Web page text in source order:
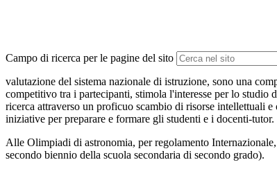
Campo di ricerca per le pagine del sito
valutazione del sistema nazionale di istruzione, sono una
competitivo tra i partecipanti, stimola l'interesse per lo
ricerca attraverso un proficuo scambio di risorse intellettuali
iniziative per preparare e formare gli studenti e i docenti-tutor.
Alle Olimpiadi di astronomia, per regolamento
secondo biennio della scuola secondaria di secondo grado).